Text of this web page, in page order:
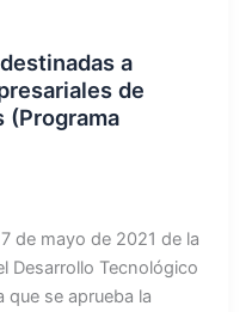
a
de
(Programa
de mayo de 2021 de la
Desarrollo Tecnológico
que se aprueba la